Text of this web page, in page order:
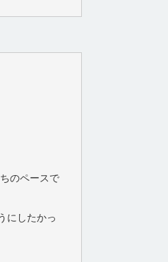
のペースで
にしたかっ